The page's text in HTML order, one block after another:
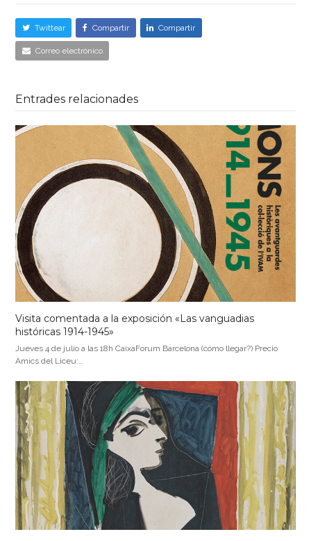
Twittear Compartir Compartir
Correo electrónico
Entrades relacionades
Visita comentada a la exposición «Las vanguadias
históricas 1914-1945»
Jueves 4 de julio a las 18h CaixaForum Barcelona (cómo llegar?) Precio
Amics del Liceu:…